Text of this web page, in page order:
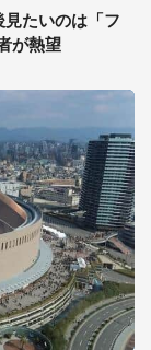
たいのは「フ
が熱望